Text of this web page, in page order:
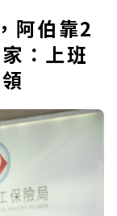
阿伯靠2
：上班